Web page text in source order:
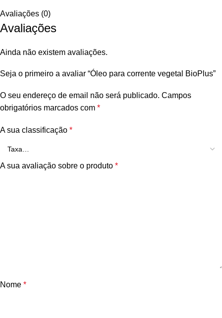
Avaliações (0)
Avaliações
Ainda não existem avaliações.
Seja o primeiro a avaliar “Óleo para corrente vegetal BioPlus”
O seu endereço de email não será publicado. Campos
obrigatórios marcados com *
A sua classificação *
A sua avaliação sobre o produto *
Nome *